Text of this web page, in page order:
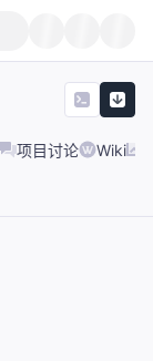
项目讨论 Wiki